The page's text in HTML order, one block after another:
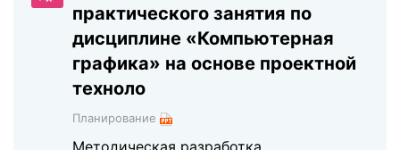
практического занятия по
дисциплине «Компьютерная
графика» на основе проектной
техноло
Планирование
Методическая разработка